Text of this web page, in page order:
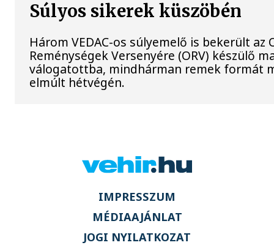
Súlyos sikerek küszöbén
Három VEDAC-os súlyemelő is bekerült az
Reménységek Versenyére (ORV) készülő
válogatottba, mindhárman remek formát
elmúlt hétvégén.
IMPRESSZUM
MÉDIAAJÁNLAT
JOGI NYILATKOZAT